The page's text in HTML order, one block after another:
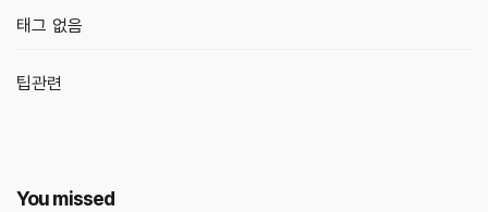
태그 없음
팁관련
You missed